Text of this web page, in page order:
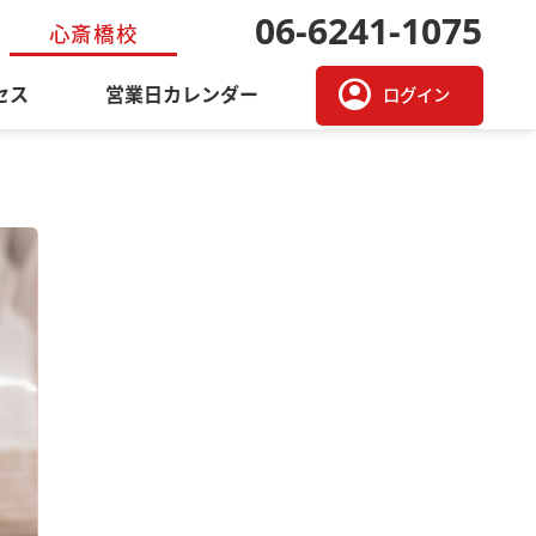
心斎橋校 06-6241-1075
ス 営業日カレンダー account_circle ログイン